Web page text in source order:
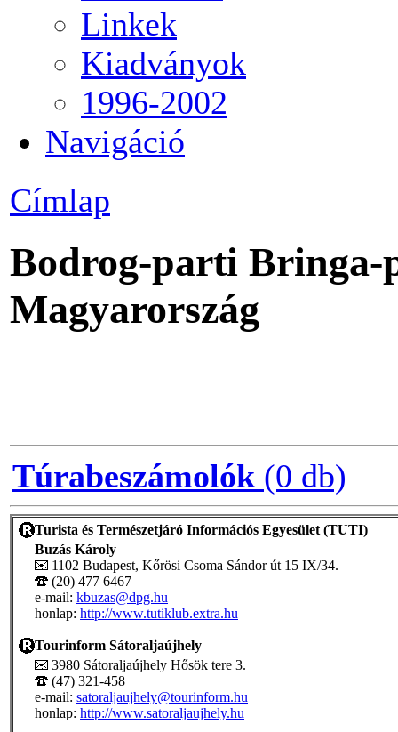
Linkek
Kiadványok
1996-2002
Navigáció
Címlap
Bodrog-parti Bringa-
Magyarország
Túrabeszámolók (0 db)
Turista és Természetjáró Információs Egyesület (TUTI)
Buzás Károly
1102 Budapest, Kőrösi Csoma Sándor út 15 IX/34.
(20) 477 6467
e-mail: kbuzas@dpg.hu
honlap: http://www.tutiklub.extra.hu
Tourinform Sátoraljaújhely
3980 Sátoraljaújhely Hősök tere 3.
(47) 321-458
e-mail: satoraljaujhely@tourinform.hu
honlap: http://www.satoraljaujhely.hu